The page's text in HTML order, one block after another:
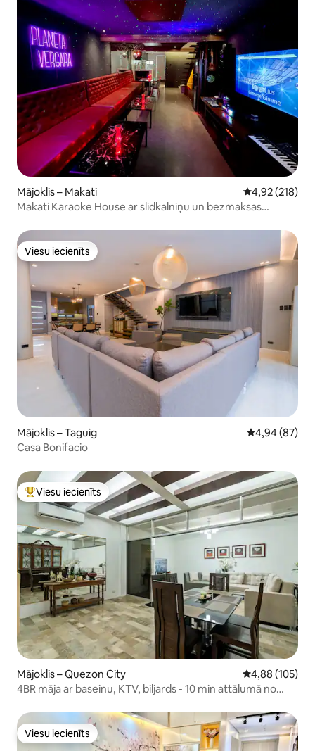
Mājoklis – Makati Vidējais
4,92 (218)
Makati Karaoke House ar slidkalniņu un bezmaksas
Viesu iecienīts
Viesu iecienīts
Mājoklis – Taguig Vidējais
4,94 (87)
Casa Bonifacio
Populārs viesu iecienīts mājoklis
Viesu iecienīts
Mājoklis – Quezon City Vidējais
4,88 (105)
4BR māja ar baseinu, KTV, biljards - 10 min attālumā no
Viesu iecienīts
Viesu iecienīts